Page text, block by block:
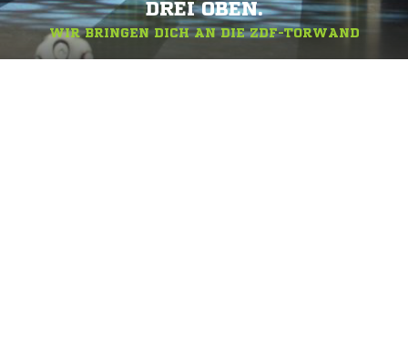
DREI OBEN.
WIR BRINGEN DICH AN DIE ZDF-TORWAND